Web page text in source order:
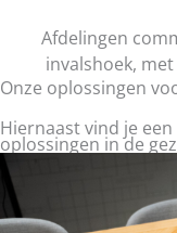
Afdelingen
invalshoek,
Onze oplossingen
Hiernaast vind je
oplossingen in de